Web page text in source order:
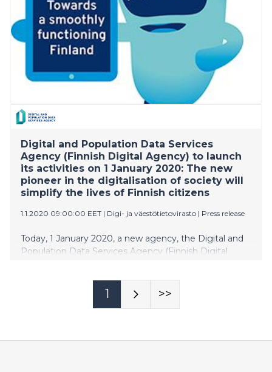
Digital and Population Data Services
Agency (Finnish Digital Agency) to launch
its activities on 1 January 2020: The new
pioneer in the digitalisation of society will
simplify the lives of Finnish citizens
1.1.2020 09:00:00 EET | Digi- ja väestötietovirasto | Press release
Today, 1 January 2020, a new agency, the Digital and
Population Data Services Agency (Finnish Digital
Register Centre and Local Register Offices.
1 >>